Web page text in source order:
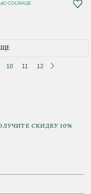
10 11 12
СКИДКУ 10%